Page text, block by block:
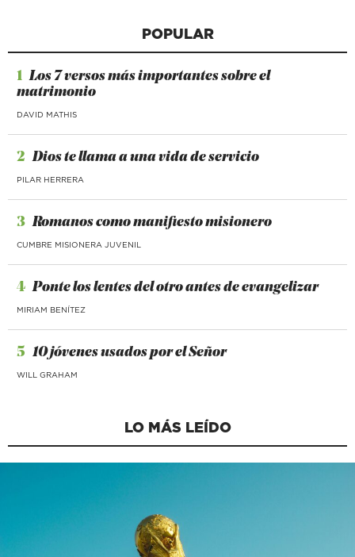
POPULAR
1 Los 7 versos más importantes sobre el
matrimonio
DAVID MATHIS
2 Dios te llama a una vida de servicio
PILAR HERRERA
3 Romanos como manifiesto misionero
CUMBRE MISIONERA JUVENIL
4 Ponte los lentes del otro antes de evangelizar
MIRIAM BENÍTEZ
5 10 jóvenes usados por el Señor
WILL GRAHAM
LO MÁS LEÍDO